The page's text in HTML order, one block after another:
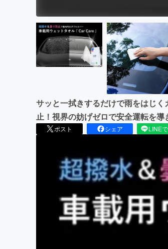
サッと一拭きするだけで雨をはじ
止！視界の妨げゼロで安全運転を導
ポスト シェア LINE